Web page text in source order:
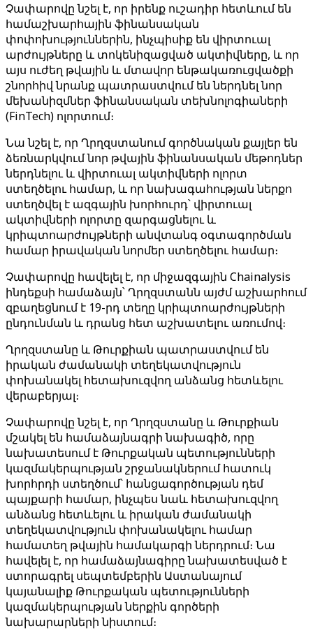
Չափարովը նշել է, որ իրենք ուշադիր հետևում են
համաշխարհային ֆինանսական
փոփոխություններին, ինչպիսիք են վիրտուալ
արժույթները և տոկենիզացված ակտիվները, և որ
այս ուժեղ թվային և մտավոր ենթակառուցվածքի
շնորհիվ նրանք պատրաստվում են ներդնել նոր
մեխանիզմներ ֆինանսական տեխնոլոգիաների
(FinTech) ոլորտում։
Նա նշել է, որ Ղրղզստանում գործնական քայլեր են
ձեռնարկվում նոր թվային ֆինանսական մեթոդներ
ներդնելու և վիրտուալ ակտիվների ոլորտ
ստեղծելու համար, և որ նախագահության ներքո
ստեղծվել է ազգային խորհուրդ՝ վիրտուալ
ակտիվների ոլորտը զարգացնելու և
կրիպտոարժույթների անվտանգ օգտագործման
համար իրավական նորմեր ստեղծելու համար։
Չափարովը հավելել է, որ միջազգային Chainalysis
ինդեքսի համաձայն՝ Ղրղզստանն այժմ աշխարհում
զբաղեցնում է 19-րդ տեղը կրիպտոարժույթների
ընդունման և դրանց հետ աշխատելու առումով։
Ղրղզստանը և Թուրքիան պատրաստվում են
իրական ժամանակի տեղեկատվություն
փոխանակել հետախուզվող անձանց հետևելու
վերաբերյալ։
Չափարովը նշել է, որ Ղրղզստանը և Թուրքիան
մշակել են համաձայնագրի նախագիծ, որը
նախատեսում է Թուրքական պետությունների
կազմակերպության շրջանակներում հատուկ
խորհրդի ստեղծում՝ հանցագործության դեմ
պայքարի համար, ինչպես նաև հետախուզվող
անձանց հետևելու և իրական ժամանակի
տեղեկատվություն փոխանակելու համար
համատեղ թվային համակարգի ներդրում։ Նա
հավելել է, որ համաձայնագիրը նախատեսված է
ստորագրել սեպտեմբերին Աստանայում
կայանալիք Թուրքական պետությունների
կազմակերպության ներքին գործերի
նախարարների նիստում։